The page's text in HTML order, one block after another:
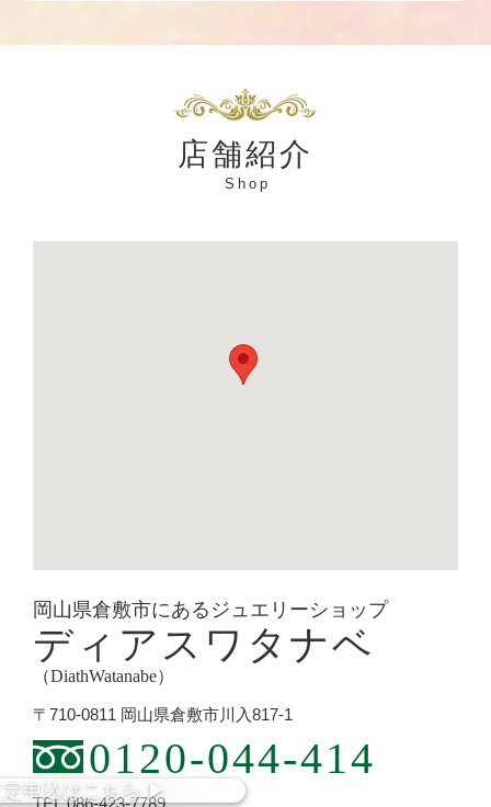
店舗紹介
Shop
岡山県倉敷市にあるジュエリーショップ
ディアスワタナベ
（DiathWatanabe）
〒710-0811 岡山県倉敷市川入817-1
0120-044-414
TEL.086-423-7789
申込はこちら ▶︎